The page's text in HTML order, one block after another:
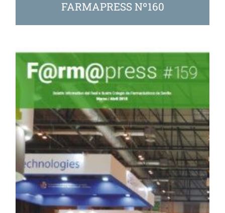
FARMAPRESS Nº160